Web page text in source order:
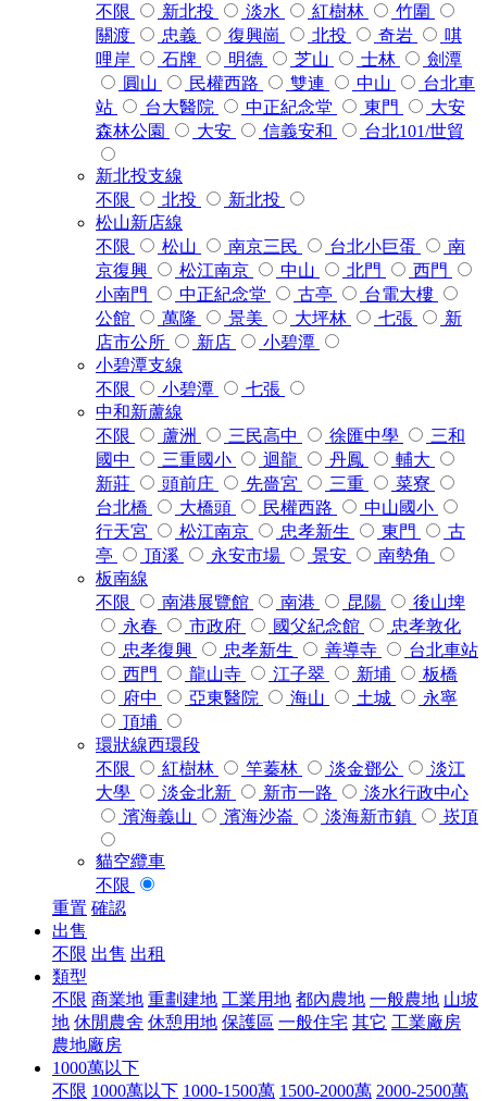
不限
新北投 淡水 紅樹林
竹圍
關渡
忠義 復興崗 北投 奇岩
唭
哩岸
石牌 明德 芝山 士林
劍潭
圓山
民權西路 雙連 中山
台北車
站
台大醫院 中正紀念堂 東門
大安
森林公園
大安 信義安和 台北101/世貿
新北投支線
不限
北投
新北投
松山新店線
不限
松山 南京三民 台北小巨蛋
南
京復興
松江南京 中山 北門
西門
小南門
中正紀念堂 古亭
台電大樓
公館
萬隆 景美 大坪林 七張
新
店市公所
新店
小碧潭
小碧潭支線
不限
小碧潭
七張
中和新蘆線
不限
蘆洲 三民高中 徐匯中學
三和
國中
三重國小 迴龍 丹鳳
輔大
新莊
頭前庄 先嗇宮 三重
菜寮
台北橋
大橋頭 民權西路
中山國小
行天宮
松江南京 忠孝新生 東門
古
亭
頂溪 永安市場 景安
南勢角
板南線
不限
南港展覽館 南港 昆陽
後山埤
永春
市政府 國父紀念館
忠孝敦化
忠孝復興
忠孝新生 善導寺
台北車站
西門
龍山寺 江子翠 新埔
板橋
府中
亞東醫院 海山 土城
永寧
頂埔
環狀線西環段
不限
紅樹林 竿蓁林 淡金鄧公
淡江
大學
淡金北新 新市一路
淡水行政中心
濱海義山
濱海沙崙 淡海新市鎮 崁頂
貓空纜車
不限
重置 確認
出售
不限 出售 出租
類型
不限 商業地 重劃建地 工業用地 都內農地 一般農地 山坡
地 休閒農舍 休憩用地 保護區 一般住宅 其它 工業廠房
農地廠房
1000萬以下
不限 1000萬以下 1000-1500萬 1500-2000萬 2000-2500萬